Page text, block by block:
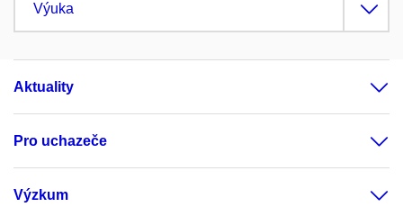
Výuka
Aktuality
Pro uchazeče
Výzkum